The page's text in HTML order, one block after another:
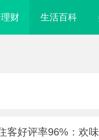
财 生活百科
客好评率96%：欢